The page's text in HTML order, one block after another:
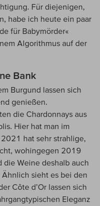
Für diejenigen,
habe ich heute ein paar
für Babymörder«
Algorithmus auf der
Bank
Burgund lassen sich
genießen.
die Chardonnays aus
Hier hat man im
hat sehr strahlige,
wohingegen 2019
Weine deshalb auch
sieht es bei den
Côte d’Or lassen sich
Eleganz